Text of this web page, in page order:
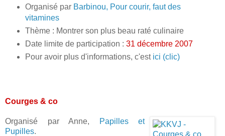
Organisé par Barbinou, Pour courir, faut des
vitamines
Thème : Montrer son plus beau raté culinaire
Date limite de participation : 31 décembre 2007
Pour avoir plus d'informations, c'est ici (clic)
Courges & co
Organisé par Anne,
Papilles et
Pupilles.